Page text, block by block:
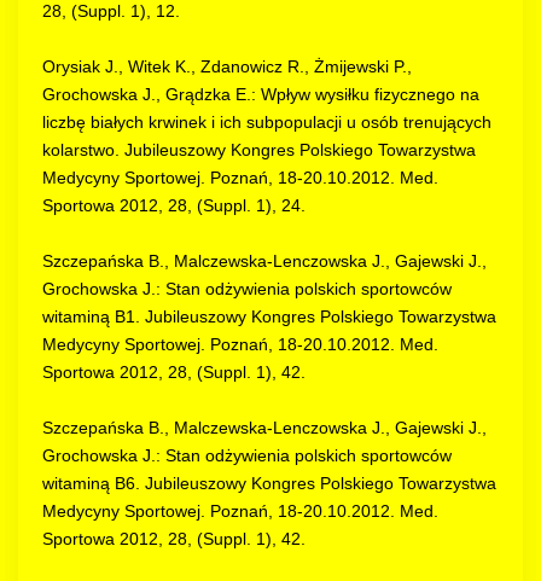
28, (Suppl. 1), 12.
Orysiak J., Witek K., Zdanowicz R., Żmijewski P.,
Grochowska J., Grądzka E.: Wpływ wysiłku fizycznego na
liczbę białych krwinek i ich subpopulacji u osób trenujących
kolarstwo. Jubileuszowy Kongres Polskiego Towarzystwa
Medycyny Sportowej. Poznań, 18-20.10.2012. Med.
Sportowa 2012, 28, (Suppl. 1), 24.
Szczepańska B., Malczewska-Lenczowska J., Gajewski J.,
Grochowska J.: Stan odżywienia polskich sportowców
witaminą B1. Jubileuszowy Kongres Polskiego Towarzystwa
Medycyny Sportowej. Poznań, 18-20.10.2012. Med.
Sportowa 2012, 28, (Suppl. 1), 42.
Szczepańska B., Malczewska-Lenczowska J., Gajewski J.,
Grochowska J.: Stan odżywienia polskich sportowców
witaminą B6. Jubileuszowy Kongres Polskiego Towarzystwa
Medycyny Sportowej. Poznań, 18-20.10.2012. Med.
Sportowa 2012, 28, (Suppl. 1), 42.